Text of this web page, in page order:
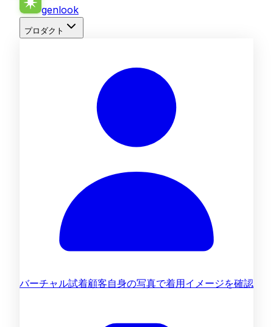
genlook
プロダクト
バーチャル試着顧客自身の写真で着用イメージを確認